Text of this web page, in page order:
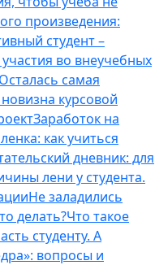
произведения:
студент –
во внеучебных
самая
курсовой
Заработок на
как учиться
дневник: для
лени у студента.
Не заладились
делать?Что такое
студенту. А
вопросы и